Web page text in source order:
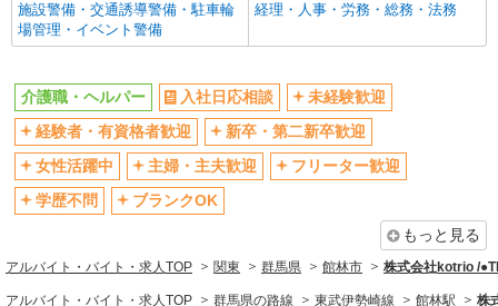
バイク通勤OK
自転車通勤OK
残業少なめ（月20h未満）
交通費支給
社会保険あり
産休・育休取得実績あり
退職金・財形貯蓄制度あり
各種手当（家族・役職・インセン
ティブなど）あり
制服貸与
研修制度あり
資格取得支援制度あり
医療・介護・福祉
施設警備・交通誘導警備・駐車輪
場管理・イベント警備
経理・人事・労務・総務・法務
介護職・ヘルパー 入社日応相談
未経験歓迎
経験者・有資格者歓迎
新卒・第二新卒歓迎
女性活躍中
主婦・主夫歓迎
フリーター歓迎
学歴不問
ブランクOK
もっと見る
アルバイト・バイト・求人TOP 関東 群馬県 館林市 株式会社kotrio /
アルバイト・バイト・求人TOP 群馬県の路線 東武伊勢崎線 館林駅 株